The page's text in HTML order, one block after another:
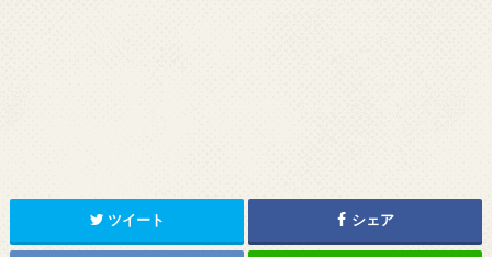
ツイート シェア